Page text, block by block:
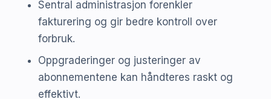
Sentral administrasjon forenkler
fakturering og gir bedre kontroll over
forbruk.
Oppgraderinger og justeringer av
abonnementene kan håndteres raskt og
effektivt.